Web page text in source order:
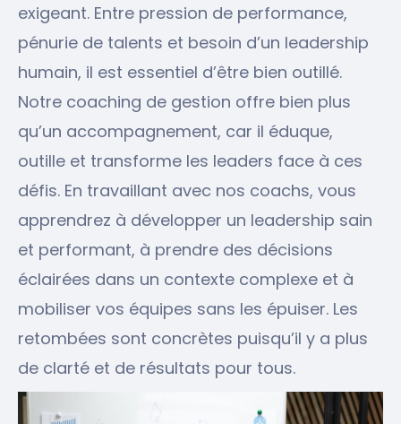
exigeant. Entre pression de performance,
pénurie de talents et besoin d’un leadership
humain, il est essentiel d’être bien outillé.
Notre coaching de gestion offre bien plus
qu’un accompagnement, car il éduque,
outille et transforme les leaders face à ces
défis. En travaillant avec nos coachs, vous
apprendrez à développer un leadership sain
et performant, à prendre des décisions
éclairées dans un contexte complexe et à
mobiliser vos équipes sans les épuiser. Les
retombées sont concrètes puisqu’il y a plus
de clarté et de résultats pour tous.